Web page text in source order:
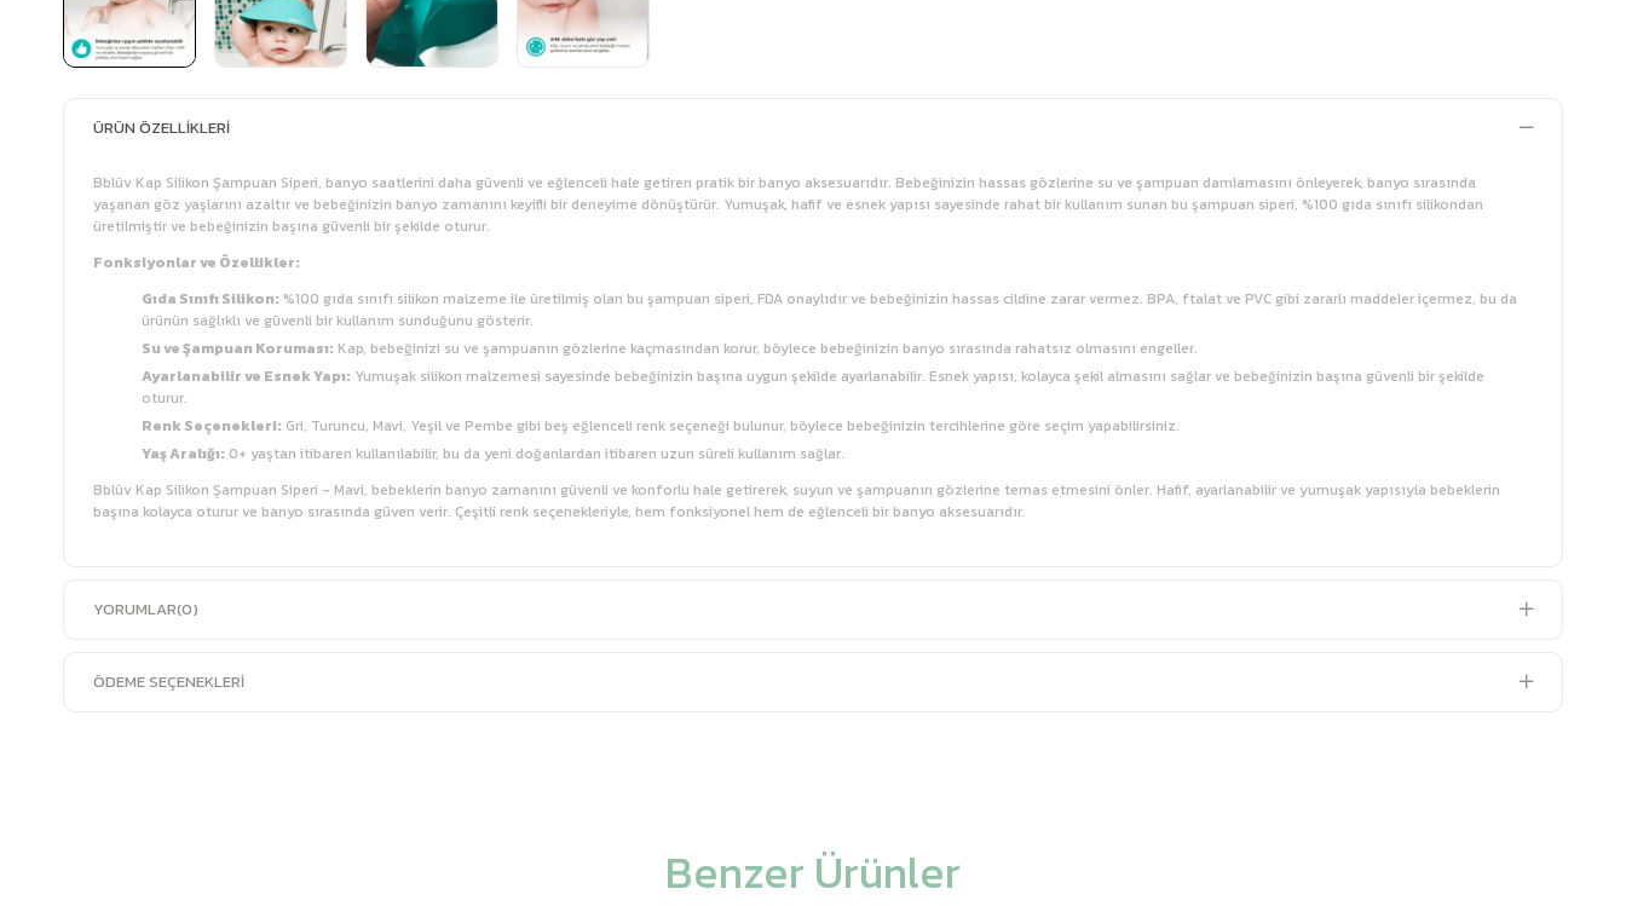
ÜRÜN ÖZELLIKLERI
Bblüv Kap Silikon Şampuan Siperi, banyo saatlerini daha güvenli ve eğlenceli hale getiren pratik bir banyo aksesuarıdır. Bebeğinizin hassas gözlerine su ve şampuan damlamasını önleyerek, banyo sırasında
yaşanan göz yaşlarını azaltır ve bebeğinizin banyo zamanını keyifli bir deneyime dönüştürür. Yumuşak, hafif ve esnek yapısı sayesinde rahat bir kullanım sunan bu şampuan siperi, %100 gıda sınıfı silikondan
üretilmiştir ve bebeğinizin başına güvenli bir şekilde oturur.
Fonksiyonlar ve Özellikler:
Gıda Sınıfı Silikon: %100 gıda sınıfı silikon malzeme ile üretilmiş olan bu şampuan siperi, FDA onaylıdır ve bebeğinizin hassas cildine zarar vermez. BPA, ftalat ve PVC gibi zararlı maddeler içermez, bu da
ürünün sağlıklı ve güvenli bir kullanım sunduğunu gösterir.
Su ve Şampuan Koruması: Kap, bebeğinizi su ve şampuanın gözlerine kaçmasından korur, böylece bebeğinizin banyo sırasında rahatsız olmasını engeller.
Ayarlanabilir ve Esnek Yapı: Yumuşak silikon malzemesi sayesinde bebeğinizin başına uygun şekilde ayarlanabilir. Esnek yapısı, kolayca şekil almasını sağlar ve bebeğinizin başına güvenli bir şekilde
oturur.
Renk Seçenekleri: Gri, Turuncu, Mavi, Yeşil ve Pembe gibi beş eğlenceli renk seçeneği bulunur, böylece bebeğinizin tercihlerine göre seçim yapabilirsiniz.
Yaş Aralığı: 0+ yaştan itibaren kullanılabilir, bu da yeni doğanlardan itibaren uzun süreli kullanım sağlar.
Bblüv Kap Silikon Şampuan Siperi - Mavi, bebeklerin banyo zamanını güvenli ve konforlu hale getirerek, suyun ve şampuanın gözlerine temas etmesini önler. Hafif, ayarlanabilir ve yumuşak yapısıyla bebeklerin
başına kolayca oturur ve banyo sırasında güven verir. Çeşitli renk seçenekleriyle, hem fonksiyonel hem de eğlenceli bir banyo aksesuarıdır.
YORUMLAR(0)
ÖDEME SEÇENEKLERI
Benzer Ürünler